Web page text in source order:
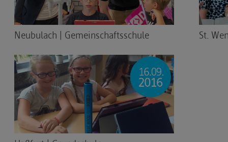
Neubulach | Gemeinschaftsschule St.